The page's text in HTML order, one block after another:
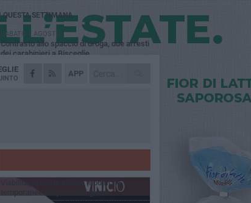
APP
QUESTA SETTIMANA
SABATO 1 AGOSTO
Contrasto allo spaccio di droga, due arresti
dei carabinieri a Bisceglie
VENERDÌ 31 LUGLIO
Torna l'appuntamento con la Pastasciutta
Dramma alla spiaggia Bi-Marmi: un
VENERDÌ 31 LUGLIO
Viabilità, previste alcune modifiche
temporanee nei prossimi giorni